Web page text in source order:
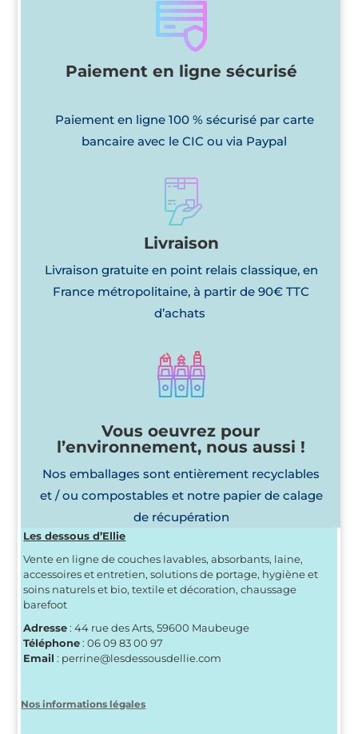
Paiement en ligne sécurisé
Paiement en ligne 100 % sécurisé par carte
bancaire avec le CIC ou via Paypal
Livraison
Livraison gratuite en point relais classique, en
France métropolitaine, à partir de 90€ TTC
d’achats
Vous oeuvrez pour
l’environnement, nous aussi !
Nos emballages sont entièrement recyclables
et / ou compostables et notre papier de calage
de récupération
Les dessous d’Ellie
Vente en ligne de couches lavables, absorbants, laine,
accessoires et entretien, solutions de portage, hygiène et
soins naturels et bio, textile et décoration, chaussage
barefoot
Adresse: 44 rue des Arts, 59600 Maubeuge
Téléphone: 06 09 83 00 97
Email : perrine@lesdessousdellie.com
Nos informations légales